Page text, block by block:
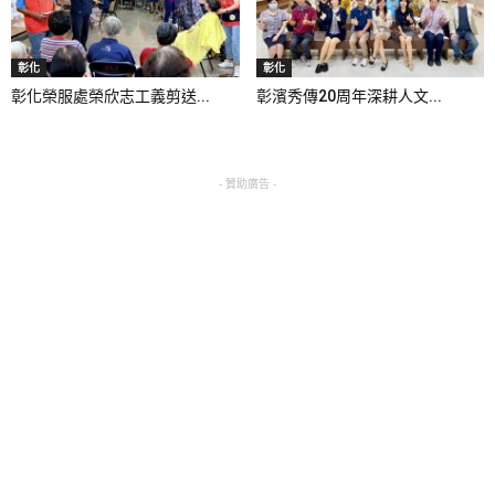
彰化
彰化榮服處榮欣志工義剪送...
彰化
彰濱秀傳20周年深耕人文...
- 贊助廣告 -